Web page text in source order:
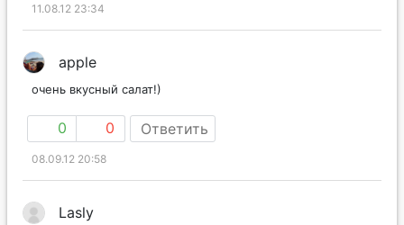
11.08.12 23:34
apple
очень вкусный салат!)
0 0 Ответить
08.09.12 20:58
Lasly